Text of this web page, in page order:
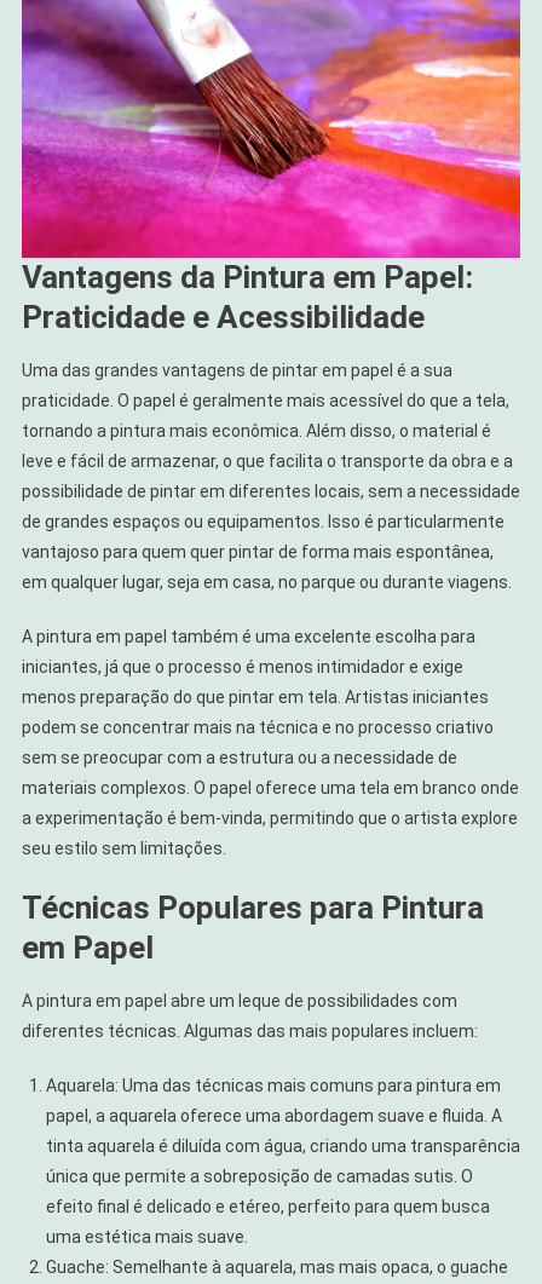
Vantagens da Pintura em Papel:
Praticidade e Acessibilidade
Uma das grandes vantagens de pintar em papel é a sua
praticidade. O papel é geralmente mais acessível do que a tela,
tornando a pintura mais econômica. Além disso, o material é
leve e fácil de armazenar, o que facilita o transporte da obra e a
possibilidade de pintar em diferentes locais, sem a necessidade
de grandes espaços ou equipamentos. Isso é particularmente
vantajoso para quem quer pintar de forma mais espontânea,
em qualquer lugar, seja em casa, no parque ou durante viagens.
A pintura em papel também é uma excelente escolha para
iniciantes, já que o processo é menos intimidador e exige
menos preparação do que pintar em tela. Artistas iniciantes
podem se concentrar mais na técnica e no processo criativo
sem se preocupar com a estrutura ou a necessidade de
materiais complexos. O papel oferece uma tela em branco onde
a experimentação é bem-vinda, permitindo que o artista explore
seu estilo sem limitações.
Técnicas Populares para Pintura
em Papel
A pintura em papel abre um leque de possibilidades com
diferentes técnicas. Algumas das mais populares incluem:
Aquarela: Uma das técnicas mais comuns para pintura em
papel, a aquarela oferece uma abordagem suave e fluida. A
tinta aquarela é diluída com água, criando uma transparência
única que permite a sobreposição de camadas sutis. O
efeito final é delicado e etéreo, perfeito para quem busca
uma estética mais suave.
Guache: Semelhante à aquarela, mas mais opaca, o guache